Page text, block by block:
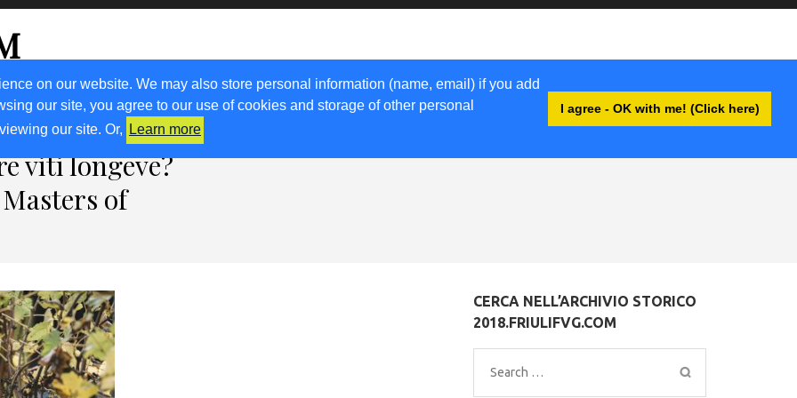
on our website. We may also store personal information (name, email) if you add
our site, you agree to our use of cookies and storage of other personal
our site. Or,
Learn more
I agree - OK with me! (Click here)
CON NOI RICETTE KM0 VIGNETO FVG NEWSLETTER ACCEDI
viti longeve?
of
CERCA NELL’ARCHIVIO STORICO
2018.FRIULIFVG.COM
Search
for: